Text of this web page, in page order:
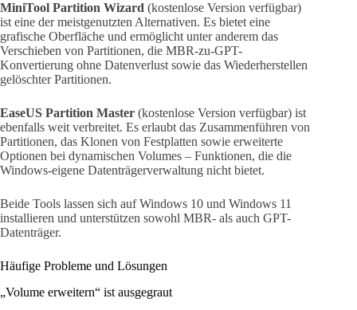
MiniTool Partition Wizard (kostenlose Version verfügbar)
ist eine der meistgenutzten Alternativen. Es bietet eine
grafische Oberfläche und ermöglicht unter anderem das
Verschieben von Partitionen, die MBR-zu-GPT-
Konvertierung ohne Datenverlust sowie das Wiederherstellen
gelöschter Partitionen.
EaseUS Partition Master (kostenlose Version verfügbar) ist
ebenfalls weit verbreitet. Es erlaubt das Zusammenführen von
Partitionen, das Klonen von Festplatten sowie erweiterte
Optionen bei dynamischen Volumes – Funktionen, die die
Windows-eigene Datenträgerverwaltung nicht bietet.
Beide Tools lassen sich auf Windows 10 und Windows 11
installieren und unterstützen sowohl MBR- als auch GPT-
Datenträger.
Häufige Probleme und Lösungen
„Volume erweitern“ ist ausgegraut